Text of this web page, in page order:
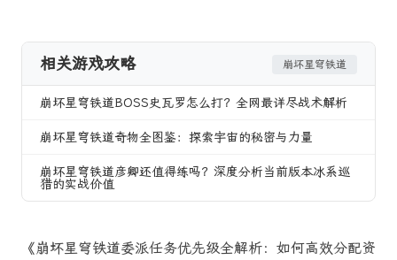
相关游戏攻略 崩坏星穹铁道
崩坏星穹铁道BOSS史瓦罗怎么打？全网最详尽战术解析
崩坏星穹铁道奇物全图鉴：探索宇宙的秘密与力量
崩坏星穹铁道彦卿还值得练吗？深度分析当前版本冰系巡
猎的实战价值
《崩坏星穹铁道委派任务优先级全解析：如何高效分配资